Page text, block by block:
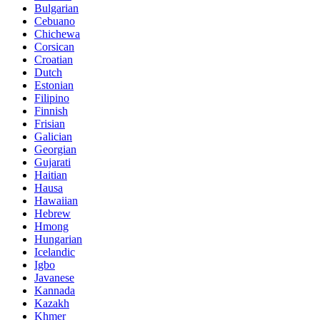
Bulgarian
Cebuano
Chichewa
Corsican
Croatian
Dutch
Estonian
Filipino
Finnish
Frisian
Galician
Georgian
Gujarati
Haitian
Hausa
Hawaiian
Hebrew
Hmong
Hungarian
Icelandic
Igbo
Javanese
Kannada
Kazakh
Khmer